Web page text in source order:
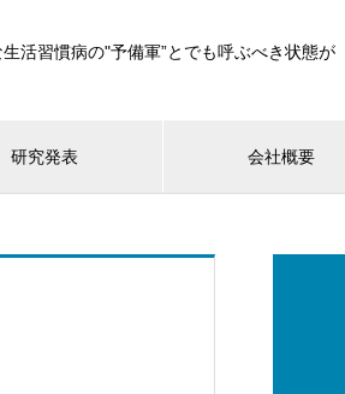
活習慣病の"予備軍”とでも呼ぶべき状態が
研究発表 会社概要